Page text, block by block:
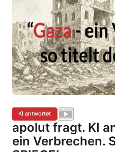
KI antwortet
apolut fragt. KI
ein Verbrechen.